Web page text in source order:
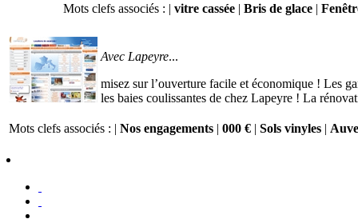
Mots clefs associés : | vitre cassée | Bris de glace |
Avec Lapeyre...
misez sur l’ouverture facile et économique ! Les
les baies coulissantes de chez Lapeyre ! La
Mots clefs associés : | Nos engagements | 000 € | Sols vinyles |